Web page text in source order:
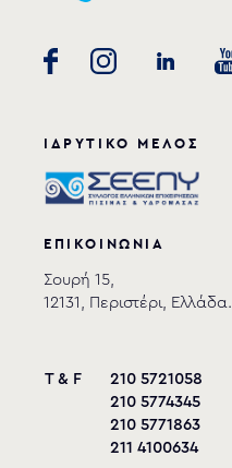
ΙΔΡΥΤΙΚΟ ΜΕΛΟΣ
ΕΠΙΚΟΙΝΩΝΙΑ
Σουρή 15,
12131, Περιστέρι, Ελλάδα.
T & F
210 5721058
210 5774345
210 5771863
211 4100634